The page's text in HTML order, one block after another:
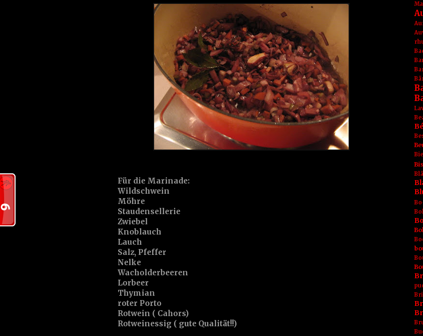
Für die Marinade:
Wildschwein
Möhre
Staudensellerie
Zwiebel
Knoblauch
Lauch
Salz, Pfeffer
Nelke
Wacholderbeeren
Lorbeer
Thymian
roter Porto
Rotwein ( Cahors)
Rotweinessig ( gute Qualität!!)